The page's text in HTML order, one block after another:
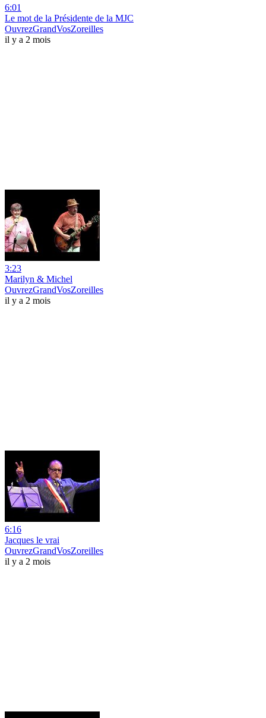
6:01
Le mot de la Présidente de la MJC
OuvrezGrandVosZoreilles
il y a 2 mois
3:23
Marilyn & Michel
OuvrezGrandVosZoreilles
il y a 2 mois
6:16
Jacques le vrai
OuvrezGrandVosZoreilles
il y a 2 mois